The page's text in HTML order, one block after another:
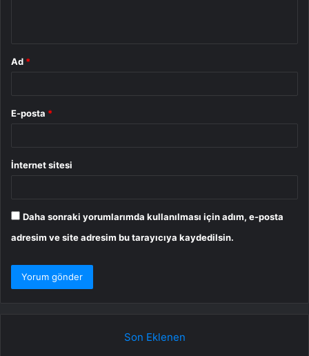
Ad *
E-posta *
İnternet sitesi
Daha sonraki yorumlarımda kullanılması için adım, e-posta
adresim ve site adresim bu tarayıcıya kaydedilsin.
Son Eklenen